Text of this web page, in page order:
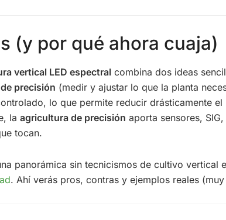
(y por qué ahora cuaja)
vertical LED espectral combina dos ideas
precisión (medir y ajustar lo que la planta
lo que permite reducir drásticamente
la agricultura de precisión aporta sensores,
tocan.
panorámica sin tecnicismos de cultivo vertical
. Ahí verás pros, contras y ejemplos reales